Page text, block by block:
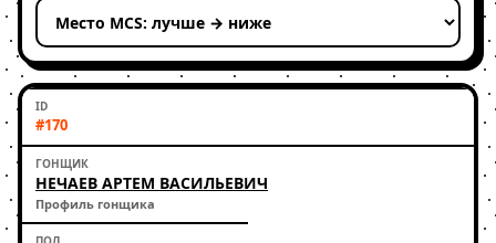
#170
НЕЧАЕВ АРТЕМ ВАСИЛЬЕВИЧ
Профиль гонщика